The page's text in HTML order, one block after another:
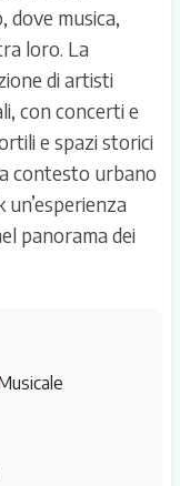
dove musica,
loro. La
di artisti
con concerti e
e spazi storici
contesto urbano
panorama dei